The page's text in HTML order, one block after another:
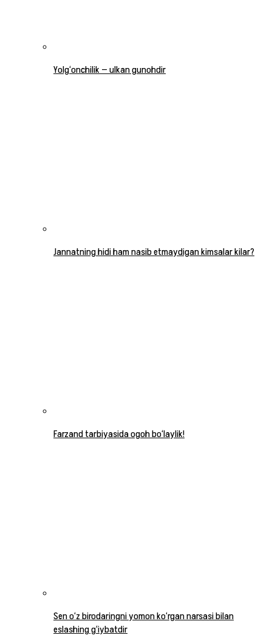
Yolg‘onchilik — ulkan gunohdir
Jannatning hidi ham nasib etmaydigan kimsalar kilar?
Farzand tarbiyasida ogoh bo‘laylik!
Sen o‘z birodaringni yomon ko‘rgan narsasi bilan
eslashing g‘iybatdir